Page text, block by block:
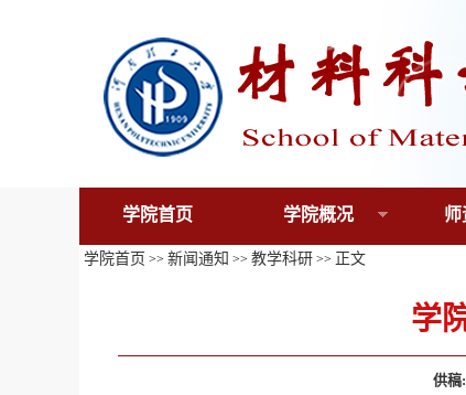
学院首页 学院概况 师
学院首页 >> 新闻通知 >> 教学科研 >> 正文
学
供稿: